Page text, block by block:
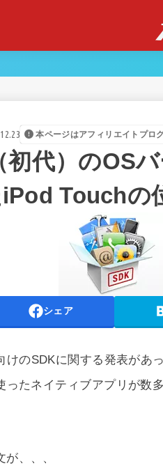
本ページはアフィリエイトプロ
代）のOSバ
Touchの
シェア
けのSDKに関する発表があ
たネイティブアプリが数
、、、